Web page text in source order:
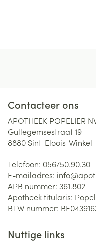
Contacteer ons
APOTHEEK POPELIER
Gullegemsestraat 19
8880 Sint-Eloois-Winkel
Telefoon: 056/50.90.30
E-mailadres: info@
APB nummer: 361.802
Apotheek titularis:
BTW nummer:
Nuttige links